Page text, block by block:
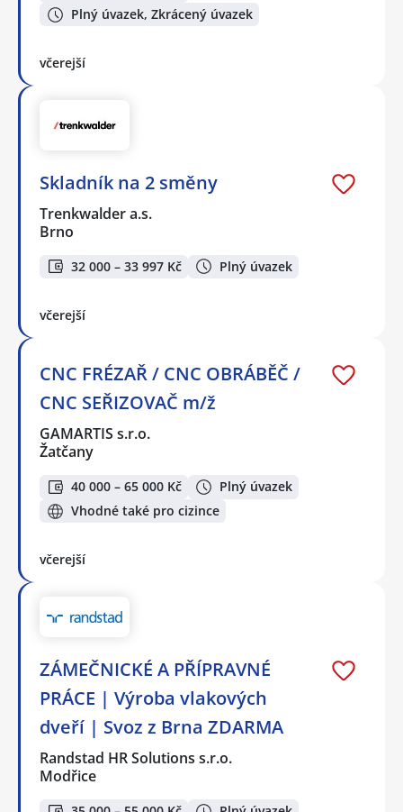
Plný úvazek, Zkrácený úvazek
včerejší
Skladník na 2 směny
Trenkwalder a.s.
Brno
32 000 – 33 997 Kč Plný úvazek
včerejší
CNC FRÉZAŘ / CNC OBRÁBĚČ /
CNC SEŘIZOVAČ m/ž
GAMARTIS s.r.o.
Žatčany
40 000 – 65 000 Kč
Plný úvazek
Vhodné také pro cizince
včerejší
ZÁMEČNICKÉ A PŘÍPRAVNÉ
PRÁCE | Výroba vlakových
dveří | Svoz z Brna ZDARMA
Randstad HR Solutions s.r.o.
Modřice